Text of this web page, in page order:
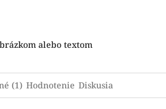
alebo textom
(1) Hodnotenie Diskusia